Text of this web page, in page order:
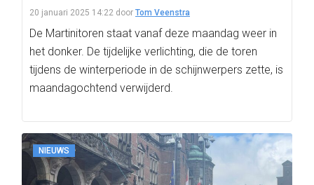
20 januari 2025 14:22 door Tom Veenstra
De Martinitoren staat vanaf deze maandag weer in
het donker. De tijdelijke verlichting, die de toren
tijdens de winterperiode in de schijnwerpers zette, is
maandagochtend verwijderd.
NIEUWS